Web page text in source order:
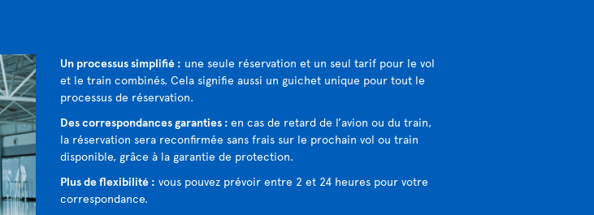
Un processus simplifié : une seule réservation et un seul tarif pour le vol
et le train combinés. Cela signifie aussi un guichet unique pour tout le
processus de réservation.
Des correspondances garanties : en cas de retard de l’avion ou du train,
la réservation sera reconfirmée sans frais sur le prochain vol ou train
disponible, grâce à la garantie de protection.
Plus de flexibilité : vous pouvez prévoir entre 2 et 24 heures pour votre
correspondance.